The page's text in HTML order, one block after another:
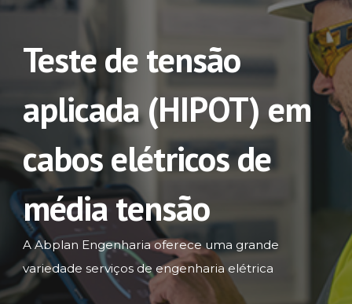
Teste de tensão
aplicada (HIPOT) em
cabos elétricos de
média tensão
A Abplan Engenharia oferece uma grande
variedade serviços de engenharia elétrica